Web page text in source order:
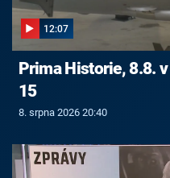
12:07
Prima Historie, 8.8.
15
8. srpna 2026 20:40